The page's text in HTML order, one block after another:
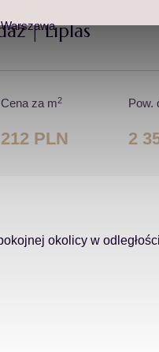
|Liplas
Cena za m2
212 PLN
Pow.
2
okolicy w